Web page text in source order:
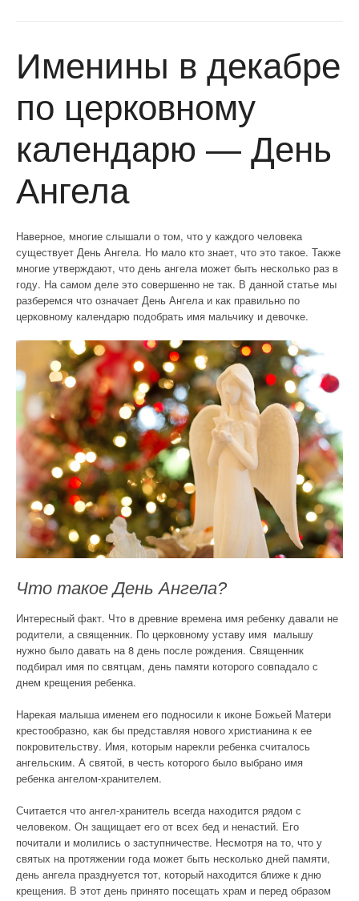
Именины в декабре
по церковному
календарю — День
Ангела
Наверное, многие слышали о том, что у каждого человека
существует День Ангела. Но мало кто знает, что это такое. Также
многие утверждают, что день ангела может быть несколько раз в
году. На самом деле это совершенно не так. В данной статье мы
разберемся что означает День Ангела и как правильно по
церковному календарю подобрать имя мальчику и девочке.
Что такое День Ангела?
Интересный факт. Что в древние времена имя ребенку давали не
родители, а священник. По церковному уставу имя малышу
нужно было давать на 8 день после рождения. Священник
подбирал имя по святцам, день памяти которого совпадало с
днем крещения ребенка.
Нарекая малыша именем его подносили к иконе Божьей Матери
крестообразно, как бы представляя нового христианина к ее
покровительству. Имя, которым нарекли ребенка считалось
ангельским. А святой, в честь которого было выбрано имя
ребенка ангелом-хранителем.
Считается что ангел-хранитель всегда находится рядом с
человеком. Он защищает его от всех бед и ненастий. Его
почитали и молились о заступничестве. Несмотря на то, что у
святых на протяжении года может быть несколько дней памяти,
день ангела празднуется тот, который находится ближе к дню
крещения. В этот день принято посещать храм и перед образом